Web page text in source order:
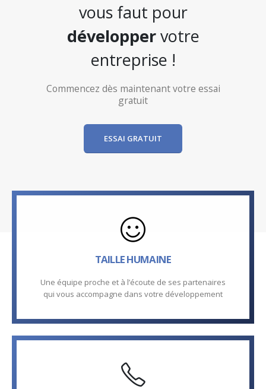
vous faut pour
développervotre
entreprise !
Commencez dès maintenant votre essai
gratuit
ESSAI GRATUIT
TAILLE HUMAINE
Une équipe proche et à l’écoute de ses partenaires
qui vous accompagne dans votre développement